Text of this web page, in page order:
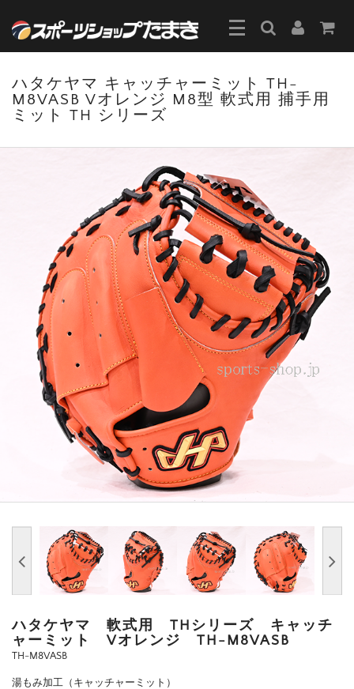
ハタケヤマ キャッチャーミット TH-
M8VASB Vオレンジ M8型 軟式用 捕手用
ミット TH シリーズ
ハタケヤマ 軟式用 THシリーズ キャッチ
ャーミット Vオレンジ TH-M8VASB
TH-M8VASB
湯もみ加工（キャッチャーミット）